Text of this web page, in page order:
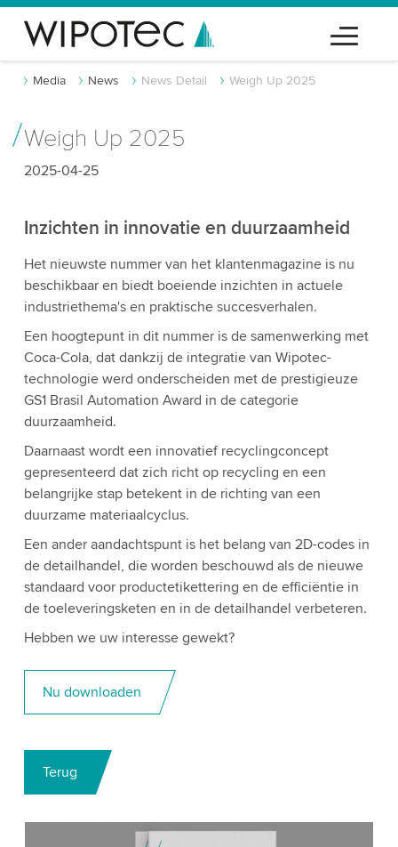
Media News News Detail Weigh Up 2025
Weigh Up 2025
2025-04-25
Inzichten in innovatie en duurzaamheid
Het nieuwste nummer van het klantenmagazine is nu
beschikbaar en biedt boeiende inzichten in actuele
industriethema's en praktische succesverhalen.
Een hoogtepunt in dit nummer is de samenwerking met
Coca-Cola, dat dankzij de integratie van Wipotec-
technologie werd onderscheiden met de prestigieuze
GS1 Brasil Automation Award in de categorie
duurzaamheid.
Daarnaast wordt een innovatief recyclingconcept
gepresenteerd dat zich richt op recycling en een
belangrijke stap betekent in de richting van een
duurzame materiaalcyclus.
Een ander aandachtspunt is het belang van 2D-codes in
de detailhandel, die worden beschouwd als de nieuwe
standaard voor productetikettering en de efficiëntie in
de toeleveringsketen en in de detailhandel verbeteren.
Hebben we uw interesse gewekt?
Nu downloaden
Terug